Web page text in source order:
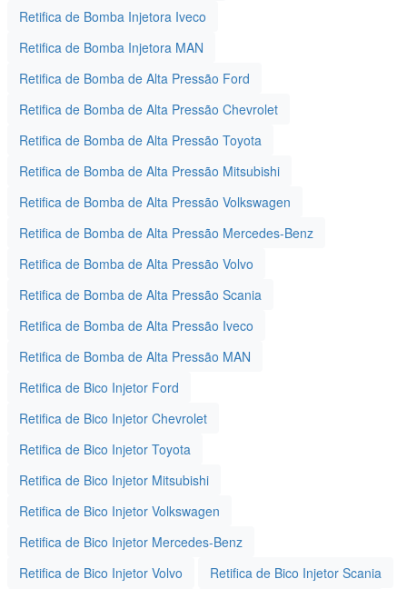
Retifica de Bomba Injetora Iveco
Retifica de Bomba Injetora MAN
Retifica de Bomba de Alta Pressão Ford
Retifica de Bomba de Alta Pressão Chevrolet
Retifica de Bomba de Alta Pressão Toyota
Retifica de Bomba de Alta Pressão Mitsubishi
Retifica de Bomba de Alta Pressão Volkswagen
Retifica de Bomba de Alta Pressão Mercedes-Benz
Retifica de Bomba de Alta Pressão Volvo
Retifica de Bomba de Alta Pressão Scania
Retifica de Bomba de Alta Pressão Iveco
Retifica de Bomba de Alta Pressão MAN
Retifica de Bico Injetor Ford
Retifica de Bico Injetor Chevrolet
Retifica de Bico Injetor Toyota
Retifica de Bico Injetor Mitsubishi
Retifica de Bico Injetor Volkswagen
Retifica de Bico Injetor Mercedes-Benz
Retifica de Bico Injetor Volvo
Retifica de Bico Injetor Scania